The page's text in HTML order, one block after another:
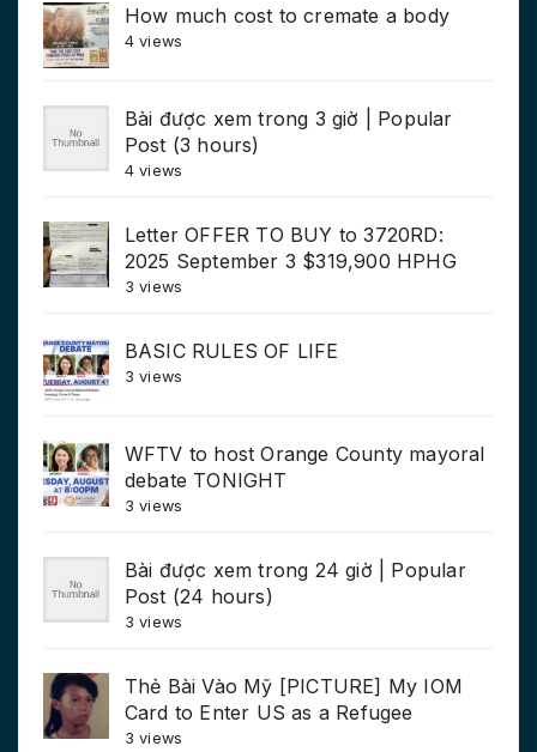
How much cost to cremate a body
4 views
Bài được xem trong 3 giờ | Popular
Post (3 hours)
4 views
Letter OFFER TO BUY to 3720RD:
2025 September 3 $319,900 HPHG
3 views
BASIC RULES OF LIFE
3 views
WFTV to host Orange County mayoral
debate TONIGHT
3 views
Bài được xem trong 24 giờ | Popular
Post (24 hours)
3 views
Thẻ Bài Vào Mỹ [PICTURE] My IOM
Card to Enter US as a Refugee
3 views